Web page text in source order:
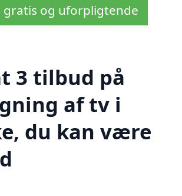
gratis og uforpligtende
3 tilbud på
af tv i
du kan være